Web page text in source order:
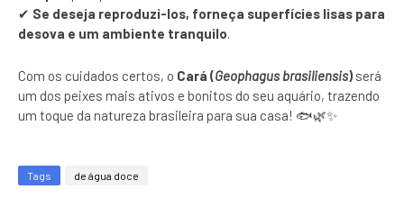
✔ Se deseja reproduzi-los, forneça superfícies lisas para
desova e um ambiente tranquilo.
Com os cuidados certos, o Cará (Geophagus brasiliensis) será
um dos peixes mais ativos e bonitos do seu aquário, trazendo
um toque da natureza brasileira para sua casa! 🐟🌿✨
Tags de água doce